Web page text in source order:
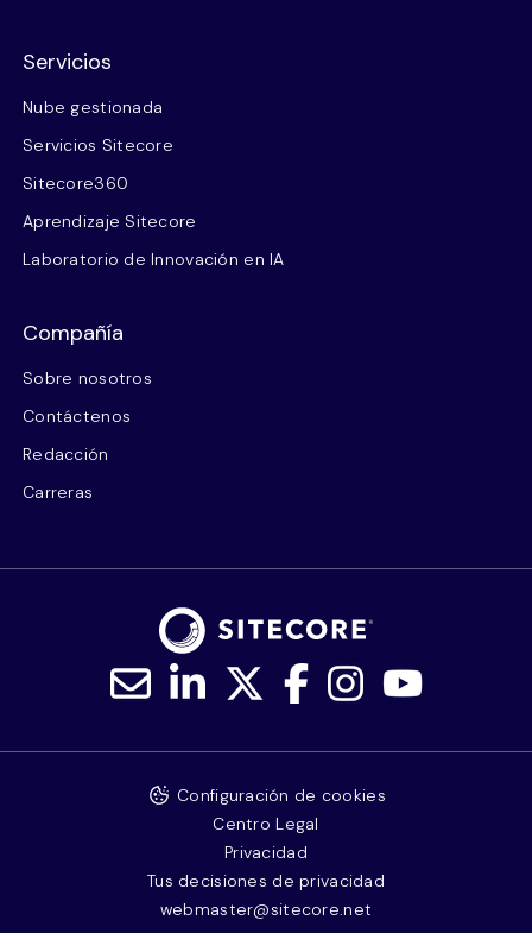
Servicios
Nube gestionada
Servicios Sitecore
Sitecore360
Aprendizaje Sitecore
Laboratorio de Innovación en IA
Compañía
Sobre nosotros
Contáctenos
Redacción
Carreras
Configuración de cookies
Centro Legal
Privacidad
Tus decisiones de privacidad
webmaster@sitecore.net